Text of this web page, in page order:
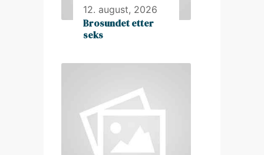
12. august, 2026
Brosundet etter
seks